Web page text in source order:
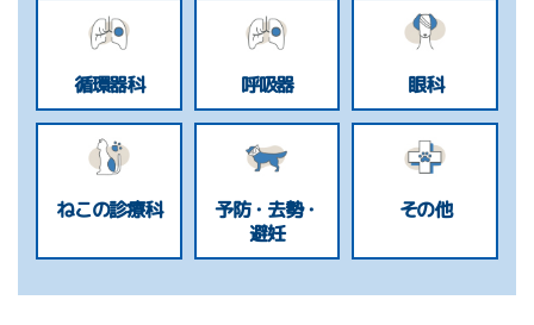
循環器科 呼吸器 眼科
ねこの診療科
予防・去勢・
避妊
その他